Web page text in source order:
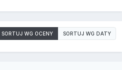
SORTUJ WG OCENY SORTUJ WG DATY